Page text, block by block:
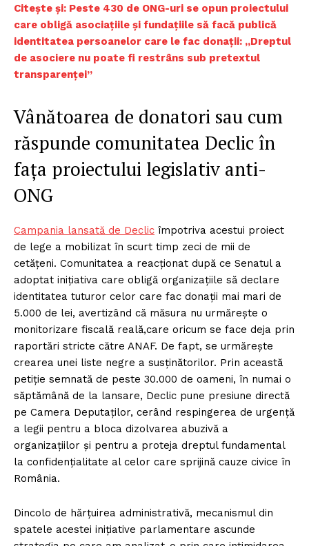
Citește și: Peste 430 de ONG-uri se opun proiectului
care obligă asociaţiile şi fundaţiile să facă publică
identitatea persoanelor care le fac donaţii: „Dreptul
de asociere nu poate fi restrâns sub pretextul
transparenței”
Vânătoarea de donatori sau cum
răspunde comunitatea Declic în
fața proiectului legislativ anti-
ONG
Campania lansată de Declic împotriva acestui proiect
de lege a mobilizat în scurt timp zeci de mii de
cetățeni. Comunitatea a reacționat după ce Senatul a
adoptat inițiativa care obligă organizațiile să declare
identitatea tuturor celor care fac donații mai mari de
5.000 de lei, avertizând că măsura nu urmărește o
monitorizare fiscală reală,care oricum se face deja prin
raportări stricte către ANAF. De fapt, se urmărește
crearea unei liste negre a susținătorilor. Prin această
petiție semnată de peste 30.000 de oameni, în numai o
săptămână de la lansare, Declic pune presiune directă
pe Camera Deputaților, cerând respingerea de urgență
a legii pentru a bloca dizolvarea abuzivă a
organizațiilor și pentru a proteja dreptul fundamental
la confidențialitate al celor care sprijină cauze civice în
România.
Dincolo de hărțuirea administrativă, mecanismul din
spatele acestei inițiative parlamentare ascunde